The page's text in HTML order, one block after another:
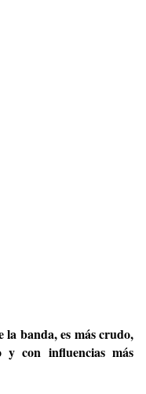
la banda, es más crudo,
y con influencias más